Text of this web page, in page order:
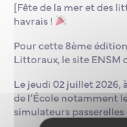
[Fête de la mer et des
havrais !
Pour cette 8ème
Littoraux, le site ENSM
Le jeudi 02 juillet 2026,
de l’École notamment
simulateurs